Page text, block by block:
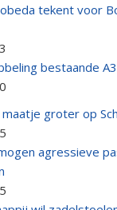
tekent voor
bestaande
groter op
agressieve